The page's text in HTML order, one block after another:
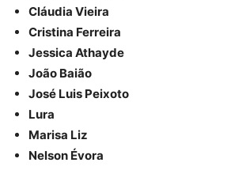
Cláudia Vieira
Cristina Ferreira
Jessica Athayde
João Baião
José Luis Peixoto
Lura
Marisa Liz
Nelson Évora